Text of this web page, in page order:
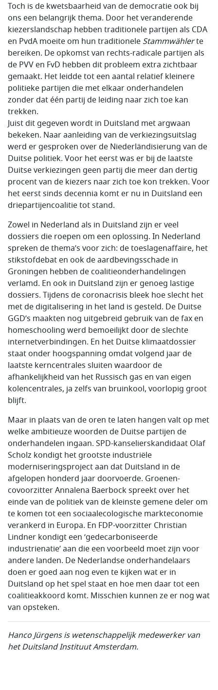
Toch is de kwetsbaarheid van de democratie ook bij
ons een belangrijk thema. Door het veranderende
kiezerslandschap hebben traditionele partijen als CDA
en PvdA moeite om hun traditionele Stammwählerte
bereiken. De opkomst van rechts-radicale partijen als
de PVV en FvD hebben dit probleem extra zichtbaar
gemaakt. Het leidde tot een aantal relatief kleinere
politieke partijen die met elkaar onderhandelen
zonder dat één partij de leiding naar zich toe kan
trekken.
Juist dit gegeven wordt in Duitsland met argwaan
bekeken. Naar aanleiding van de verkiezingsuitslag
werd er gesproken over de Niederländisierung van de
Duitse politiek. Voor het eerst was er bij de laatste
Duitse verkiezingen geen partij die meer dan dertig
procent van de kiezers naar zich toe kon trekken. Voor
het eerst sinds decennia komt er nu in Duitsland een
driepartijencoalitie tot stand.
Zowel in Nederland als in Duitsland zijn er veel
dossiers die roepen om een oplossing. In Nederland
spreken de thema’s voor zich: de toeslagenaffaire, het
stikstofdebat en ook de aardbevingsschade in
Groningen hebben de coalitieonderhandelingen
verlamd. En ook in Duitsland zijn er genoeg lastige
dossiers. Tijdens de coronacrisis bleek hoe slecht het
met de digitalisering in het land is gesteld. De Duitse
GGD’s maakten nog uitgebreid gebruik van de fax en
homeschooling werd bemoeilijkt door de slechte
internetverbindingen. En het Duitse klimaatdossier
staat onder hoogspanning omdat volgend jaar de
laatste kerncentrales sluiten waardoor de
afhankelijkheid van het Russisch gas en van eigen
kolencentrales, ja zelfs van bruinkool, voorlopig groot
blijft.
Maar in plaats van de oren te laten hangen valt op met
welke ambitieuze woorden de Duitse partijen de
onderhandelen ingaan. SPD-kanselierskandidaat Olaf
Scholz kondigt het grootste industriële
moderniseringsproject aan dat Duitsland in de
afgelopen honderd jaar doorvoerde. Groenen-
covoorzitter Annalena Baerbock spreekt over het
einde van de politiek van de kleinste gemene deler om
te komen tot een sociaalecologische markteconomie
verankerd in Europa. En FDP-voorzitter Christian
Lindner kondigt een ‘gedecarboniseerde
industrienatie’ aan die een voorbeeld moet zijn voor
andere landen. De Nederlandse onderhandelaars
doen er goed aan nog even te kijken wat er in
Duitsland op het spel staat en hoe men daar tot een
coalitieakkoord komt. Misschien kunnen ze er nog wat
van opsteken.
Hanco Jürgens is wetenschappelijk medewerker van
het Duitsland InstituutAmsterdam.